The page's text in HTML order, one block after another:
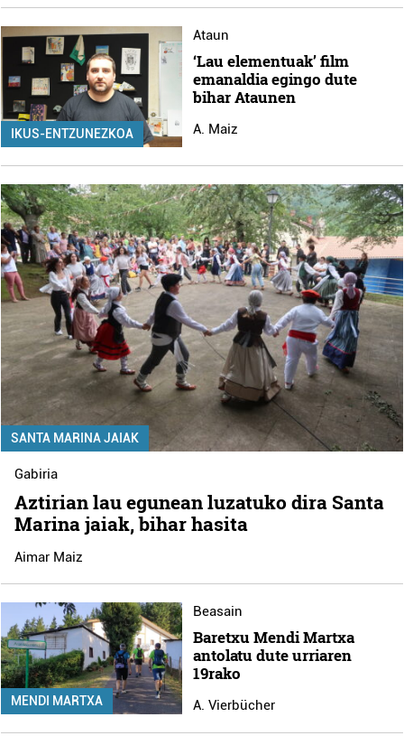
IKUS-ENTZUNEZKOA
Ataun
‘Lau elementuak’ film
emanaldia egingo dute
bihar Ataunen
A. Maiz
SANTA MARINA JAIAK
Gabiria
Aztirian lau egunean luzatuko dira Santa
Marina jaiak, bihar hasita
Aimar Maiz
MENDI MARTXA
Beasain
Baretxu Mendi Martxa
antolatu dute urriaren
19rako
A. Vierbücher